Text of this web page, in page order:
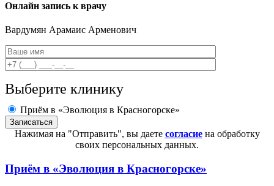
Онлайн запись к врачу
Вардумян Арамаис Арменович
Выберите клинику
Приём в «Эволюция в Красногорске»
Нажимая на "Отправить", вы даете согласиена обработку
своих персональных данных.
Приём в «Эволюция в Красногорске»